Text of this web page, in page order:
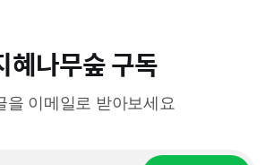
혜나무숲 구독
을 이메일로 받아보세요